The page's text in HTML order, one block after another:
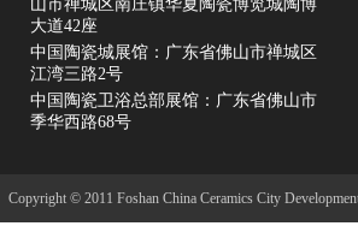
山市禅城区南庄镇华夏陶瓷博览城陶博
大道42座
中国陶瓷城展馆：广东省佛山市禅城区
江湾三路2号
中国陶瓷卫浴总部展馆：广东省佛山市
季华西路68号
Copyright © 2011 Foshan China Ceramics City